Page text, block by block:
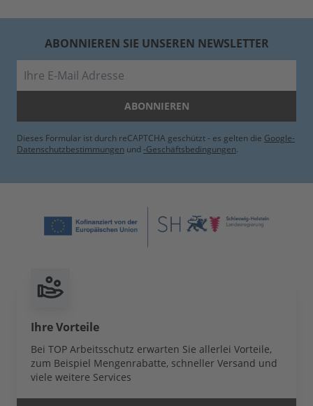
ABONNIEREN SIE UNSEREN NEWSLETTER
ABONNIEREN
Dieses Formular ist durch reCAPTCHA geschützt - es gelten die Google-
Datenschutzbestimmungen und -Geschäftsbedingungen.
Ihre Vorteile
Bei TOP Arbeitsschutz erwarten Sie allerlei Vorteile,
zum Beispiel Mengenrabatte, schneller Versand und
viele weitere Services